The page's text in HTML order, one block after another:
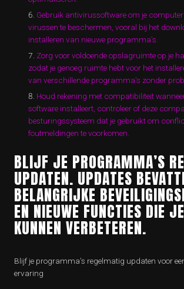
Gebruik antivirussoftware om je
virussen te beschermen, vooral bij het
installeren van nieuwe programma’s.
Zorg voor voldoende opslagruimte op je
zodat je genoeg ruimte hebt voor het
van verschillende programma’s zonder
Houd rekening met compatibiliteit
software installeert, controleer of deze
besturingssysteem dat je gebruikt om
foutmeldingen te voorkomen.
BLIJF JE PROGRAMMA’S
UPDATEN. UPDATES
BELANGRIJKE
EN NIEUWE FUNCTIES DIE
KUNNEN VERBETEREN.
Blijf je programma’s regelmatig updaten voor
ervaring